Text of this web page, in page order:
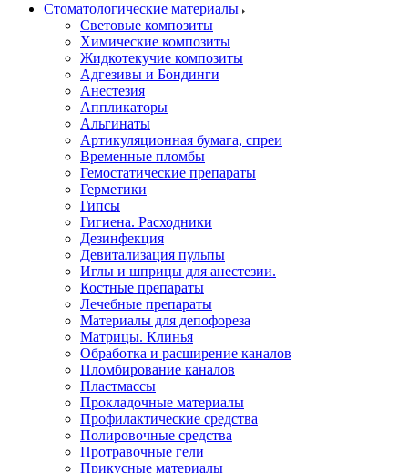
Стоматологические материалы
Световые композиты
Химические композиты
Жидкотекучие композиты
Адгезивы и Бондинги
Анестезия
Аппликаторы
Альгинаты
Артикуляционная бумага, спреи
Временные пломбы
Гемостатические препараты
Герметики
Гипсы
Гигиена. Расходники
Дезинфекция
Девитализация пульпы
Иглы и шприцы для анестезии.
Костные препараты
Лечебные препараты
Материалы для депофореза
Матрицы. Клинья
Обработка и расширение каналов
Пломбирование каналов
Пластмассы
Прокладочные материалы
Профилактические средства
Полировочные средства
Протравочные гели
Прикусные материалы